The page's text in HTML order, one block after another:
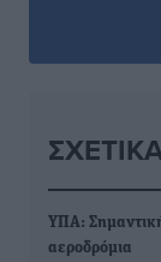
ΥΠΑ:
αεροδρόμια